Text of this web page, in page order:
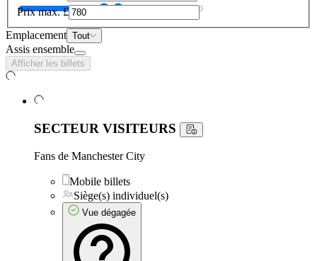
Prix max. £
Emplacement Tout
Assis ensemble
Afficher les billets
SECTEUR VISITEURS
Fans de Manchester City
Mobile billets
Siège(s) individuel(s)
Vue dégagée